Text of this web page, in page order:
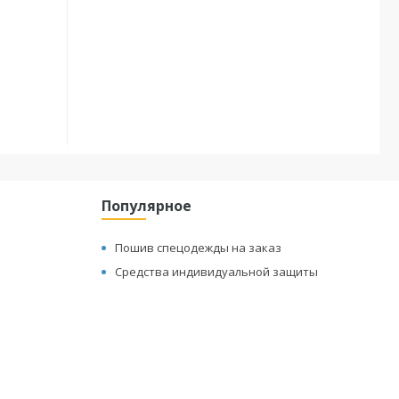
Популярное
Пошив спецодежды на заказ
Средства индивидуальной защиты